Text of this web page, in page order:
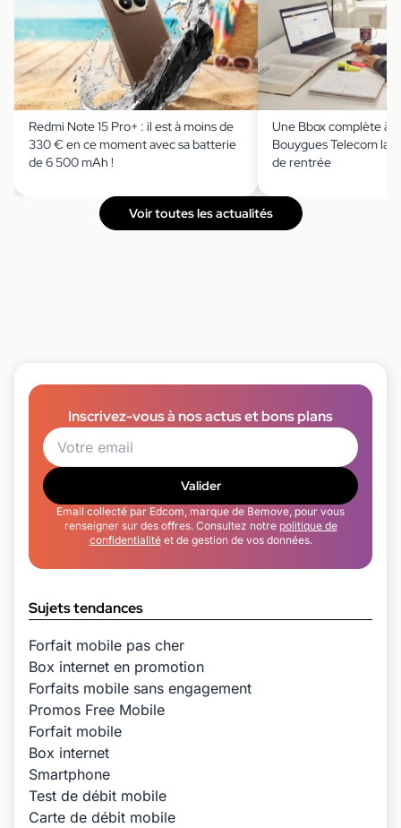
Redmi Note 15 Pro+ : il est à moins de
330 € en ce moment avec sa batterie
de 6 500 mAh !
Une Bbox complète à
Bouygues Telecom
de rentrée
Voir toutes les actualités
Inscrivez-vous à nos actus et bons plans
Valider
Email collecté par Edcom, marque de Bemove, pour vous
renseigner sur des offres. Consultez notre politique de
confidentialitéet de gestion de vos données.
Sujets tendances
Forfait mobile pas cher
Box internet en promotion
Forfaits mobile sans engagement
Promos Free Mobile
Forfait mobile
Box internet
Smartphone
Test de débit mobile
Carte de débit mobile